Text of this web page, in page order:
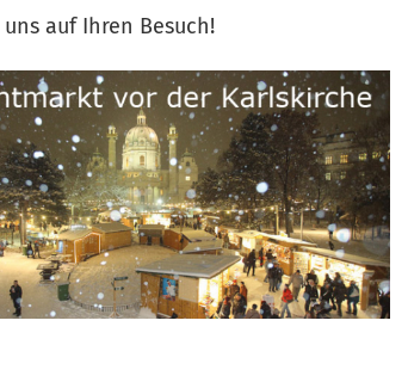
auf Ihren Besuch!